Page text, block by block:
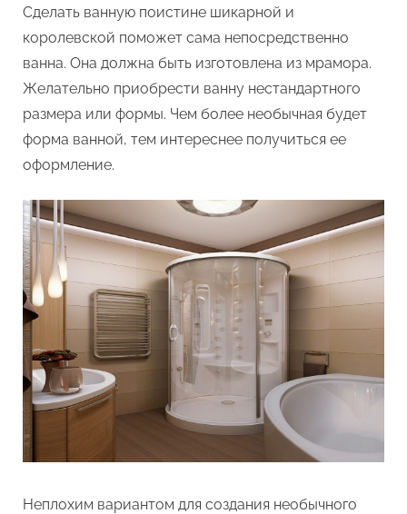
Сделать ванную поистине шикарной и
королевской поможет сама непосредственно
ванна. Она должна быть изготовлена из мрамора.
Желательно приобрести ванну нестандартного
размера или формы. Чем более необычная будет
форма ванной, тем интереснее получиться ее
оформление.
Неплохим вариантом для создания необычного